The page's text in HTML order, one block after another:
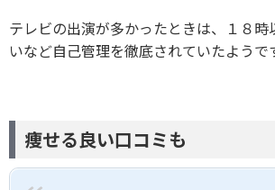
テレビの出演が多かったときは、１８時
いなど自己管理を徹底されていたようで
痩せる良い口コミも